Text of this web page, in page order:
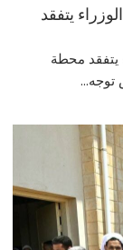
يتفقد
يتفقد محطة
توجه...